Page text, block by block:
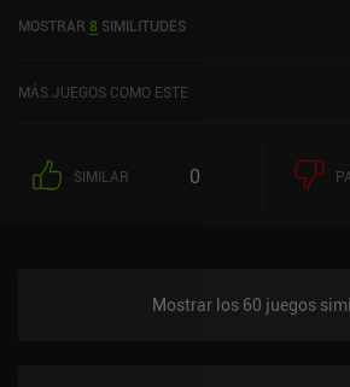
MOSTRAR 8 SIMILITUDES
MÁS JUEGOS COMO ESTE
SIMILAR 0
Mostrar los 60 juegos